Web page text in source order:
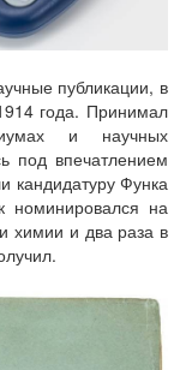
публикации, в
года. Принимал
и научных
под впечатлением
кандидатуру Функа
на
химии и два раза в